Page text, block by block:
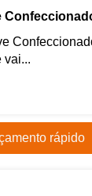
vai...
rápido